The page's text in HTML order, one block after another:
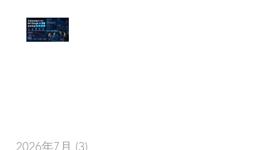
2026年7月 (3)